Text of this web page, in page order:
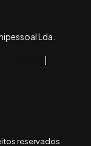
reservados
Lda.